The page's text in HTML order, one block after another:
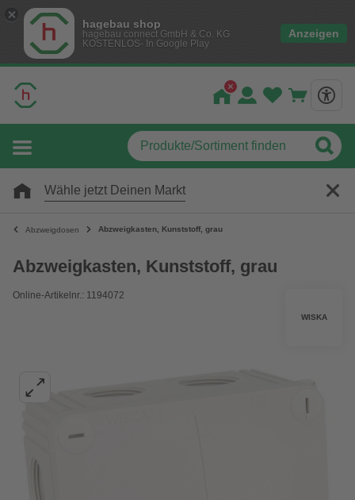
hagebau shop
hagebau connect GmbH & Co. KG
KOSTENLOS- In Google Play
Anzeigen
Wähle jetzt Deinen Markt
Abzweigdosen Abzweigkasten, Kunststoff, grau
Abzweigkasten, Kunststoff, grau
Online-Artikelnr.: 1194072
WISKA